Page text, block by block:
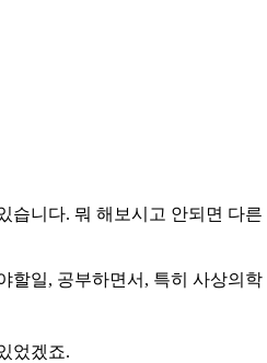
습니다. 뭐 해보시고 안되면 다
일, 공부하면서, 특히 사상의
었겠죠.